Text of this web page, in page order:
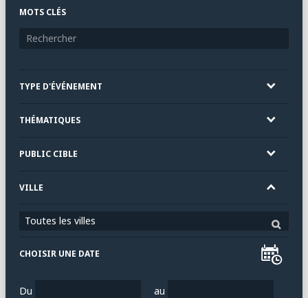
MOTS CLÉS
TYPE D'ÉVÉNEMENT
THÉMATIQUES
PUBLIC CIBLE
VILLE
Toutes les villes
CHOISIR UNE DATE
Du au